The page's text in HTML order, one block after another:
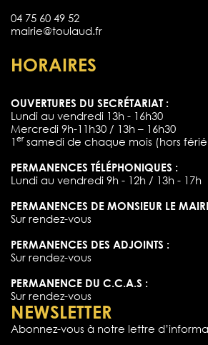
04 75 60 49 52
mairie@toulaud.fr
HORAIRES
OUVERTURES DU SECRÉTARIAT :
Lundi au vendredi 13h - 16h30
Mercredi 9h-11h30 / 13h – 16h30
1 ersamedi de chaque mois (hors
PERMANENCES TÉLÉPHONIQUES :
Lundi au vendredi 9h - 12h / 13h - 17h
PERMANENCES DE MONSIEUR LE
Sur rendez-vous
PERMANENCES DES ADJOINTS :
Sur rendez-vous
PERMANENCE DU C.C.A.S :
Sur rendez-vous
NEWSLETTER
Abonnez-vous à notre lettre